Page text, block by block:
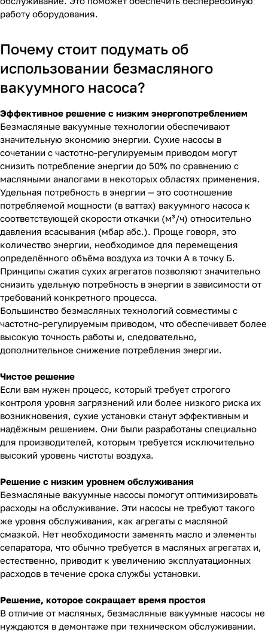
работу оборудования.
Почему стоит подумать об
использовании безмасляного
вакуумного насоса?
Эффективное решение с низким энергопотреблением
Безмасляные вакуумные технологии обеспечивают
значительную экономию энергии. Сухие насосы в
сочетании с частотно-регулируемым приводом могут
снизить потребление энергии до 50% по сравнению с
масляными аналогами в некоторых областях применения.
Удельная потребность в энергии — это соотношение
потребляемой мощности (в ваттах) вакуумного насоса к
соответствующей скорости откачки (м³/ч) относительно
давления всасывания (мбар абс.). Проще говоря, это
количество энергии, необходимое для перемещения
определённого объёма воздуха из точки А в точку Б.
Принципы сжатия сухих агрегатов позволяют значительно
снизить удельную потребность в энергии в зависимости от
требований конкретного процесса.
Большинство безмасляных технологий совместимы с
частотно-регулируемым приводом, что обеспечивает более
высокую точность работы и, следовательно,
дополнительное снижение потребления энергии.
Чистое решение
Если вам нужен процесс, который требует строгого
контроля уровня загрязнений или более низкого риска их
возникновения, сухие установки станут эффективным и
надёжным решением. Они были разработаны специально
для производителей, которым требуется исключительно
высокий уровень чистоты воздуха.
Решение с низким уровнем обслуживания
Безмасляные вакуумные насосы помогут оптимизировать
расходы на обслуживание. Эти насосы не требуют такого
же уровня обслуживания, как агрегаты с масляной
смазкой. Нет необходимости заменять масло и элементы
сепаратора, что обычно требуется в масляных агрегатах и,
естественно, приводит к увеличению эксплуатационных
расходов в течение срока службы установки.
Решение, которое сокращает время простоя
В отличие от масляных, безмасляные вакуумные насосы не
нуждаются в демонтаже при техническом обслуживании.